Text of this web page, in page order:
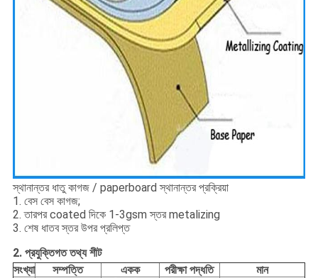
স্থানান্তর ধাতু কাগজ / paperboard স্থানান্তর প্রক্রিয়া
1. বেস বেস কাগজ;
2. তারপর coated দিকে 1-3gsm স্তর metalizing
3. শেষ ধাতব স্তর উপর প্রলিপ্ত
2. প্রযুক্তিগত তথ্য শীট
সংখ্যা
সম্পত্তি একক পরীক্ষা পদ্ধতি
মান